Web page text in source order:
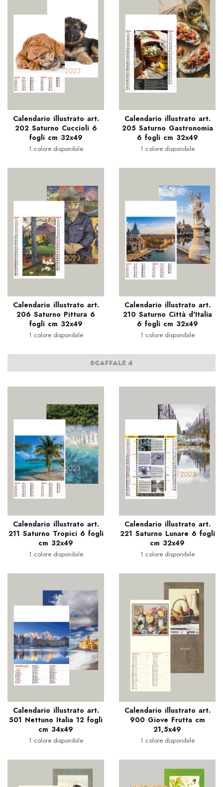
Calendario illustrato art.
202 Saturno Cuccioli 6
fogli cm 32x49
1 colore disponibile
Calendario illustrato art.
205 Saturno Gastronomia
6 fogli cm 32x49
1 colore disponibile
Calendario illustrato art.
206 Saturno Pittura 6
fogli cm 32x49
1 colore disponibile
Calendario illustrato art.
210 Saturno Città d'Italia
6 fogli cm 32x49
1 colore disponibile
SCAFFALE 4
Calendario illustrato art.
211 Saturno Tropici 6 fogli
cm 32x49
1 colore disponibile
Calendario illustrato art.
221 Saturno Lunare 6 fogli
cm 32x49
1 colore disponibile
Calendario illustrato art.
501 Nettuno Italia 12 fogli
cm 34x49
1 colore disponibile
Calendario illustrato art.
900 Giove Frutta cm
21,5x49
1 colore disponibile